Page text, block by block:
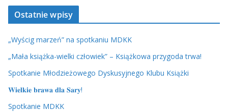
Ostatnie wpisy
„Wyścig marzeń” na spotkaniu MDKK
„Mała książka-wielki człowiek” – Książkowa przygoda trwa!
Spotkanie Młodzieżowego Dyskusyjnego Klubu Książki
𝐖𝐢𝐞𝐥𝐤𝐢𝐞 𝐛𝐫𝐚𝐰𝐚 𝐝𝐥𝐚 𝐒𝐚𝐫𝐲!
Spotkanie MDKK